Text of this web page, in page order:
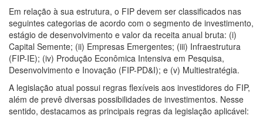
Em relação à sua estrutura, o FIP devem ser classificados nas
seguintes categorias de acordo com o segmento de investimento,
estágio de desenvolvimento e valor da receita anual bruta: (i)
Capital Semente; (ii) Empresas Emergentes; (iii) Infraestrutura
(FIP-IE); (iv) Produção Econômica Intensiva em Pesquisa,
Desenvolvimento e Inovação (FIP-PD&I); e (v) Multiestratégia.
A legislação atual possui regras flexíveis aos investidores do FIP,
além de prevê diversas possibilidades de investimentos. Nesse
sentido, destacamos as principais regras da legislação aplicável: